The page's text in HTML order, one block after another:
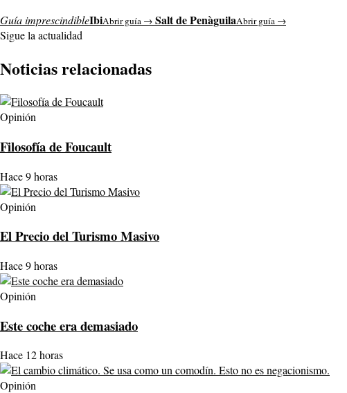
Guía imprescindibleIbiAbrir guía → Salt de PenàguilaAbrir guía →
Sigue la actualidad
Noticias relacionadas
Opinión
Filosofía de Foucault
Hace 9 horas
Opinión
El Precio del Turismo Masivo
Hace 9 horas
Opinión
Este coche era demasiado
Hace 12 horas
Opinión